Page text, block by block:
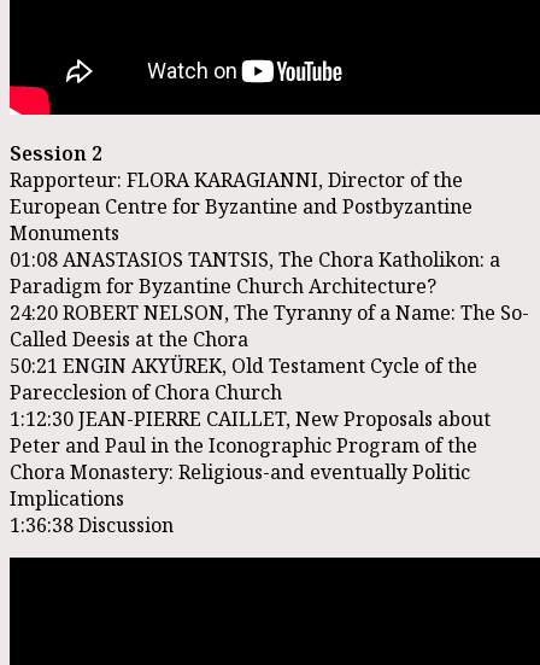
Session 2
Rapporteur: FLORA KARAGIANNI, Director of the
European Centre for Byzantine and Postbyzantine
Monuments
01:08ANASTASIOS TANTSIS, The Chora Katholikon: a
Paradigm for Byzantine Church Architecture?
24:20ROBERT NELSON, The Tyranny of a Name: The So-
Called Deesis at the Chora
50:21 ENGIN AKYÜREK, Old Testament Cycle of the
Parecclesion of Chora Church
1:12:30JEAN-PIERRE CAILLET, New Proposals about
Peter and Paul in the Iconographic Program of the
Chora Monastery: Religious-and eventually Politic
Implications
1:36:38Discussion